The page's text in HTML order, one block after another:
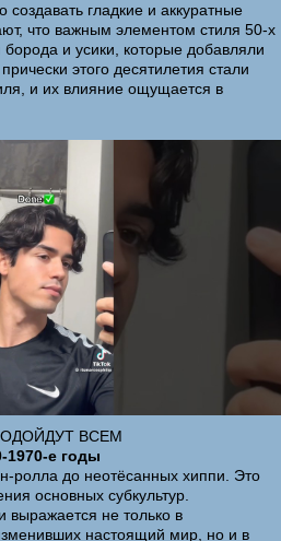
создавать гладкие и аккуратные
что важным элементом стиля 50-х
борода и усики, которые добавляли
этого десятилетия стали
и их влияние ощущается в
ВСЕМ
1970-е годы
ролла до неотёсанных хиппи. Это
основных субкультур.
выражается не только в
настоящий мир, но и в